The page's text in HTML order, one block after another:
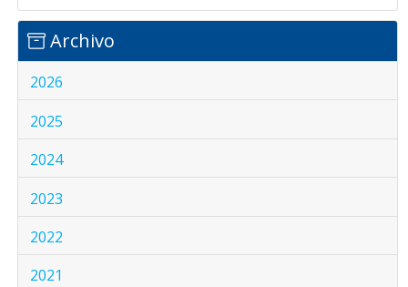
Archivo
2026
2025
2024
2023
2022
2021